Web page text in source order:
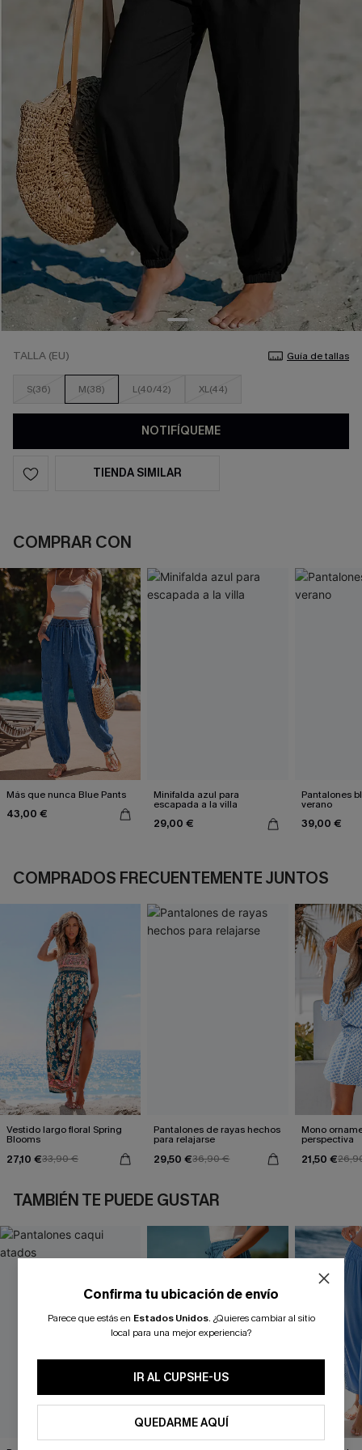
TALLA (EU) Guía de tallas
S(36) M(38) L(40/42) XL(44)
NOTIFÍQUEME
TIENDA SIMILAR
COMPRAR CON
Más que nunca Blue Pants
43,00 €
Minifalda azul para
escapada a la villa
29,00 €
Pantalones
verano
39,00 €
COMPRADOS FRECUENTEMENTE JUNTOS
Vestido largo floral Spring
Blooms
27,10 €33,90 €
Pantalones de rayas hechos
para relajarse
29,50 €36,90 €
Mono
perspectiva
21,50 €
TAMBIÉN TE PUEDE GUSTAR
Confirma tu ubicación de envío
Parece que estás en Estados Unidos. ¿Quieres cambiar al sitio
local para una mejor experiencia?
IR AL CUPSHE-US
QUEDARME AQUÍ